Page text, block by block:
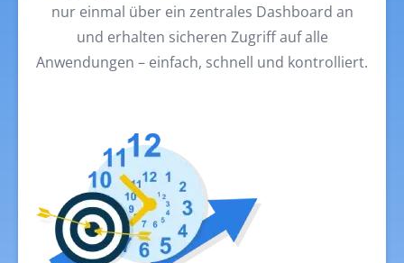
nur einmal über ein zentrales Dashboard an
und erhalten sicheren Zugriff auf alle
Anwendungen – einfach, schnell und kontrolliert.